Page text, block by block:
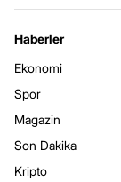
Haberler
Ekonomi
Spor
Magazin
Son Dakika
Kripto